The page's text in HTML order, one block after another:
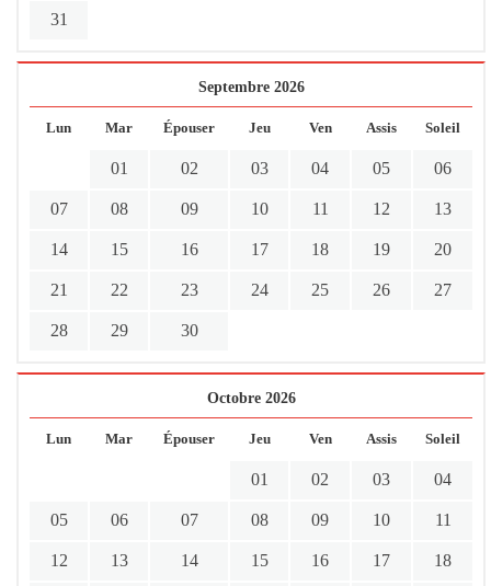
31
Septembre 2026
Lun Mar Épouser Jeu Ven Assis Soleil
01 02 03 04 05 06
07 08 09 10 11 12 13
14 15 16 17 18 19 20
21 22 23 24 25 26 27
28 29 30
Octobre 2026
Lun Mar Épouser Jeu Ven Assis Soleil
01 02 03 04
05 06 07 08 09 10 11
12 13 14 15 16 17 18